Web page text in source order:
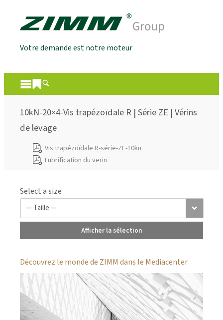
Votre demande est notre moteur
10kN-20×4-Vis trapézoïdale R | Série ZE | Vérins
de levage
Vis trapézoïdale R-série-ZE-10kn
Lubrification du verin
Select a size
Afficher la sélection
Découvrez le monde de ZIMM dans le Mediacenter